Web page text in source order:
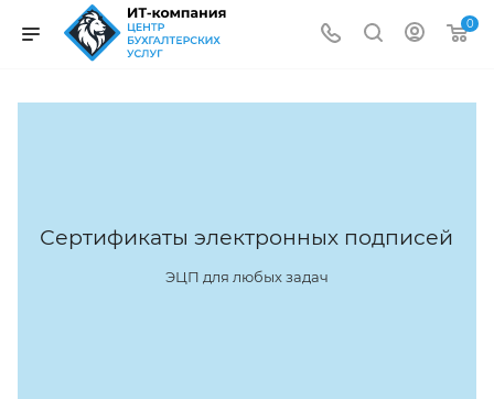
0
Сертификаты электронных подписей
ЭЦП для любых задач